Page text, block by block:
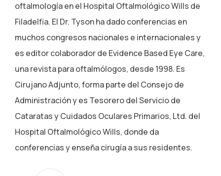
oftalmología en el Hospital Oftalmológico Wills de
Filadelfia. El Dr. Tyson ha dado conferencias en
muchos congresos nacionales e internacionales y
es editor colaborador de Evidence Based Eye Care,
una revista para oftalmólogos, desde 1998. Es
Cirujano Adjunto, forma parte del Consejo de
Administración y es Tesorero del Servicio de
Cataratas y Cuidados Oculares Primarios, Ltd. del
Hospital Oftalmológico Wills, donde da
conferencias y enseña cirugía a sus residentes.